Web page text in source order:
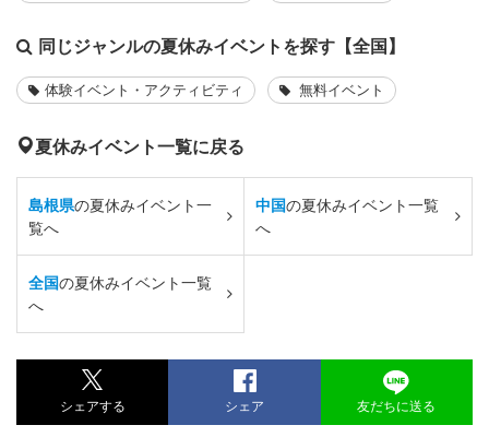
同じジャンルの夏休みイベントを探す【全国】
体験イベント・アクティビティ 無料イベント
夏休みイベント一覧に戻る
島根県の夏休みイベント一
覧へ
中国の夏休みイベント一覧
へ
全国の夏休みイベント一覧
へ
シェアする シェア 友だちに送る